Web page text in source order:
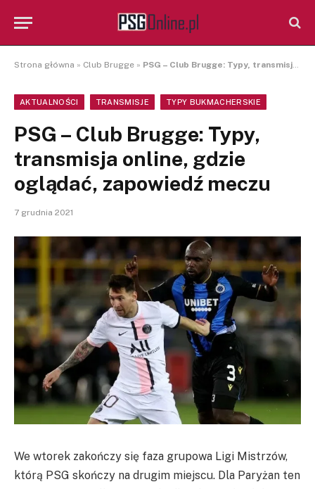
Strona główna » Club Brugge » PSG – Club Brugge: Typy, transmisja online, gdzie oglądać, zapowiedź meczu
AKTUALNOŚCI TRANSMISJE TYPY BUKMACHERSKIE
PSG – Club Brugge: Typy,
transmisja online, gdzie
oglądać, zapowiedź meczu
7 grudnia 2021
We wtorek zakończy się faza grupowa Ligi Mistrzów,
którą PSG skończy na drugim miejscu. Dla Paryżan ten